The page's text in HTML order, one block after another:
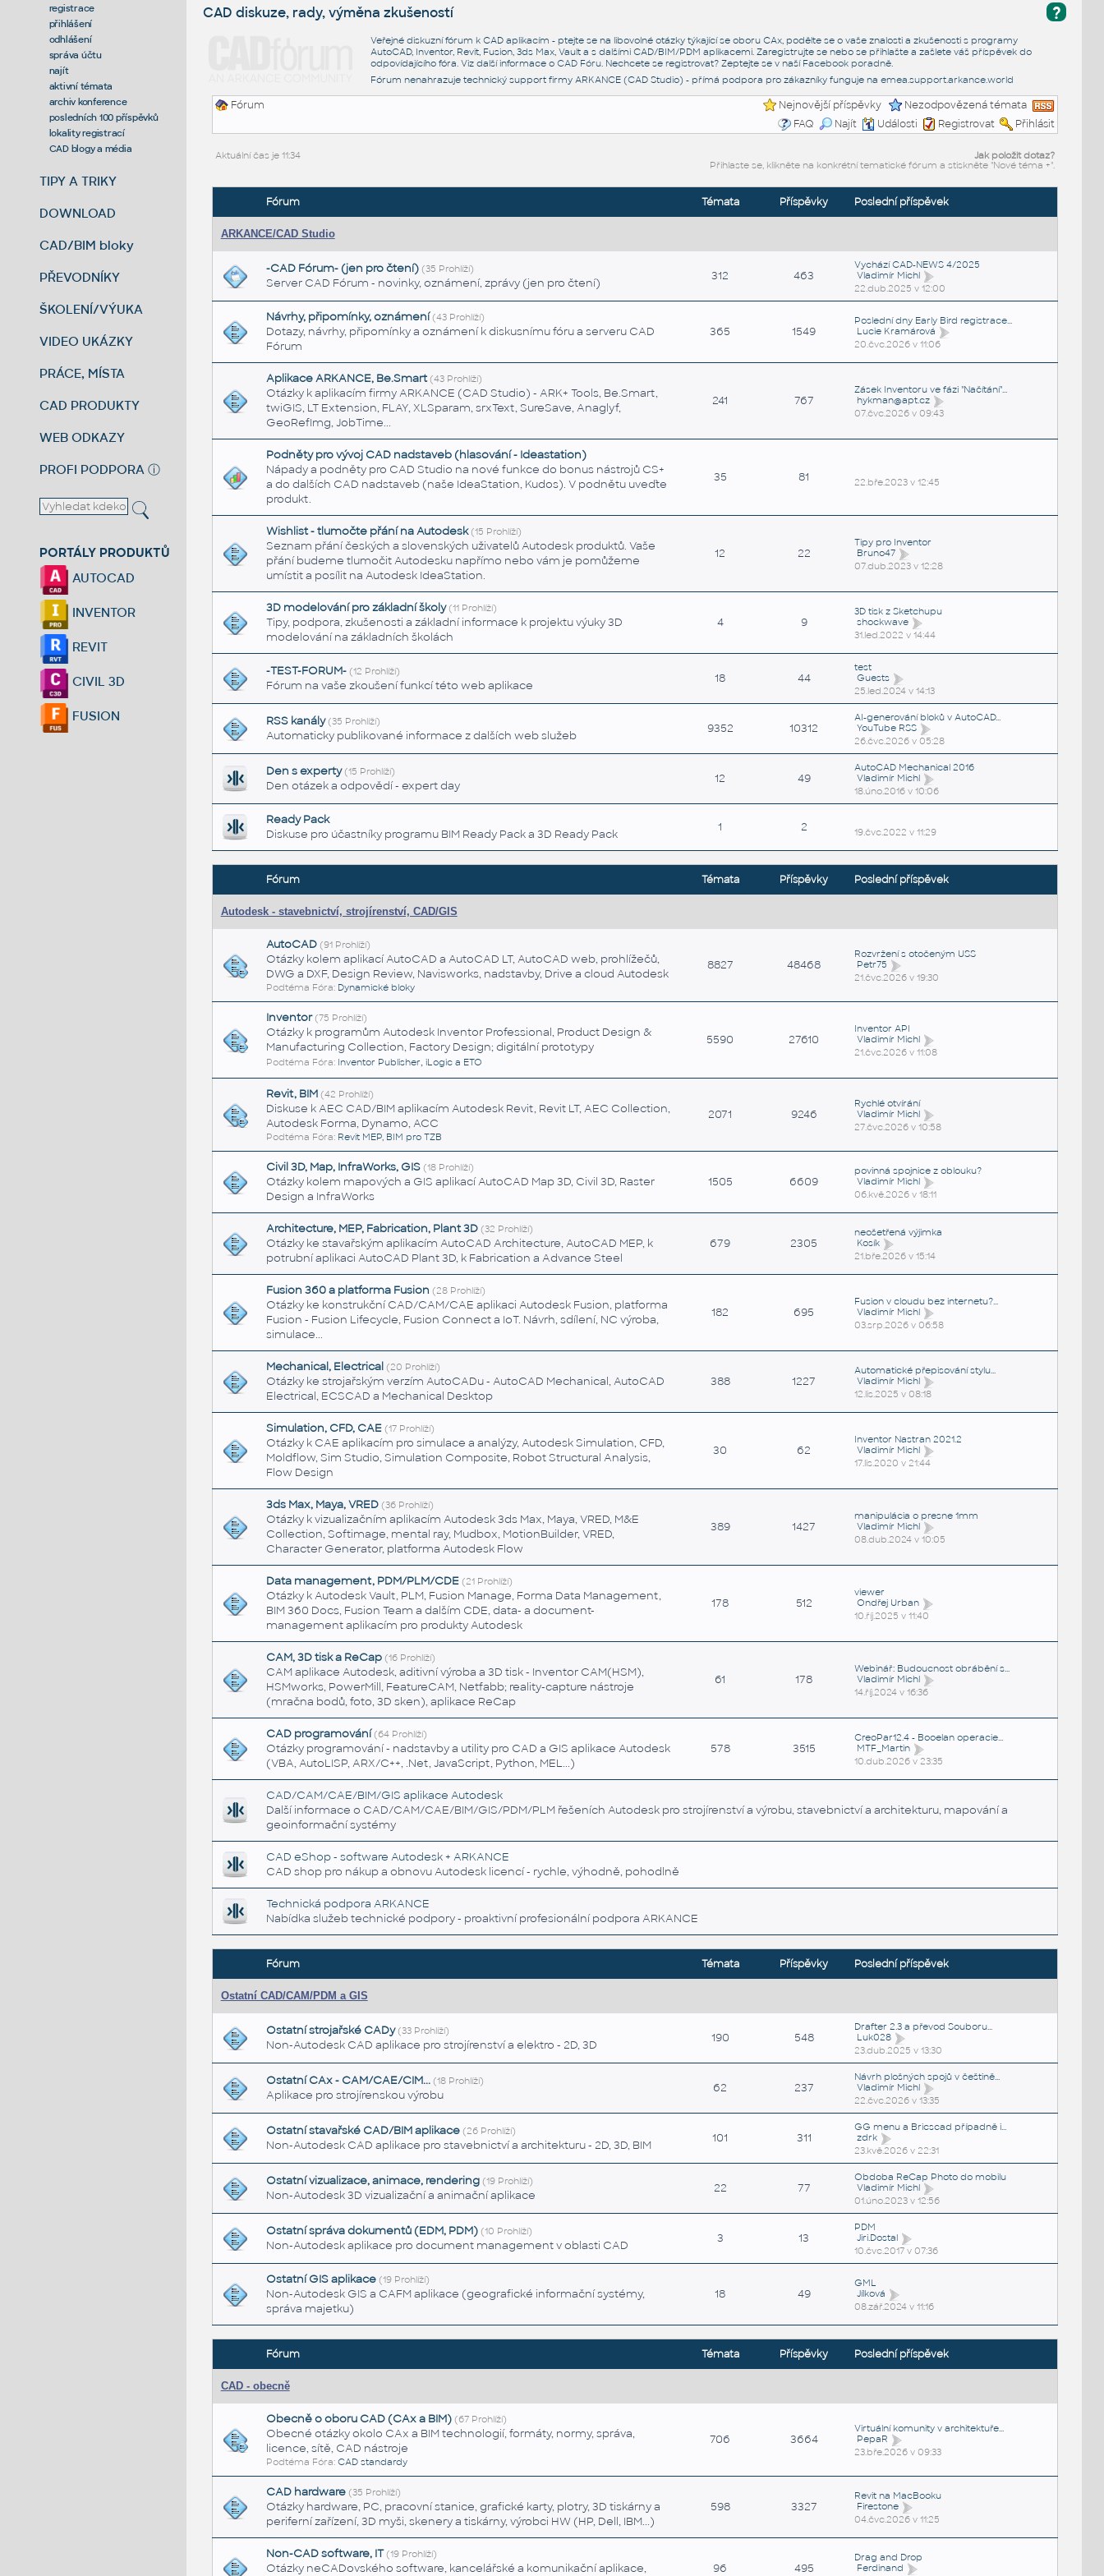
registrace
přihlášení
odhlášení
správa účtu
najít
aktivní témata
archiv konference
posledních 100 příspěvků
lokality registrací
CAD blogy a média
TIPY A TRIKY
DOWNLOAD
CAD/BIM bloky
PŘEVODNÍKY
ŠKOLENÍ/VÝUKA
VIDEO UKÁZKY
PRÁCE, MÍSTA
CAD PRODUKTY
WEB ODKAZY
PROFI PODPORA ⓘ
PORTÁLY PRODUKTŮ
AUTOCAD
INVENTOR
REVIT
CIVIL 3D
FUSION
?
CAD diskuze, rady, výměna zkušeností
Veřejné diskuzní fórum k CAD aplikacím - ptejte se na libovolné otázky týkající se oboru CAx, podělte se o vaše znalosti a zkušenosti s programy
AutoCAD, Inventor, Revit, Fusion, 3ds Max, Vault a s dalšími CAD/BIM/PDM aplikacemi. Zaregistrujte se nebo se přihlašte a zašlete váš příspěvek do
odpovídajícího fóra. Viz další informace o CAD Fóru. Nechcete se registrovat? Zeptejte se v naší Facebook poradně.
Fórum nenahrazuje technický support firmy ARKANCE (CAD Studio) - přímá podpora pro zákazníky funguje na emea.support.arkance.world
Fórum Nejnovější příspěvky
Nezodpovězená témata
FAQ
Najít Události Registrovat Přihlásit
Aktuální čas je 11:34
Jak položit dotaz?
Přihlaste se, klikněte na konkrétní tematické fórum a stiskněte "Nové téma +".
Fórum Témata Příspěvky Poslední příspěvek
ARKANCE/CAD Studio
-CAD Fórum- (jen pro čtení) (35 Prohlíží)
Server CAD Fórum - novinky, oznámení, zprávy (jen pro čtení)
312 463
Vychází CAD-NEWS 4/2025
Vladimír Michl
22.dub.2025 v 12:00
Návrhy, připomínky, oznámení (43 Prohlíží)
Dotazy, návrhy, připomínky a oznámení k diskusnímu fóru a serveru CAD
Fórum
365 1549
Poslední dny Early Bird registrace...
Lucie Kramárová
20.čvc.2026 v 11:06
Aplikace ARKANCE, Be.Smart (43 Prohlíží)
Otázky k aplikacím firmy ARKANCE (CAD Studio) - ARK+ Tools, Be.Smart,
twiGIS, LT Extension, FLAY, XLSparam, srxText, SureSave, Anaglyf,
GeoRefImg, JobTime...
241 767
Zásek Inventoru ve fázi "Načítání"...
hykman@apt.cz
07.čvc.2026 v 09:43
Podněty pro vývoj CAD nadstaveb (hlasování - Ideastation)
Nápady a podněty pro CAD Studio na nové funkce do bonus nástrojů CS+
a do dalších CAD nadstaveb (naše IdeaStation, Kudos). V podnětu uveďte
produkt.
35 81 22.bře.2023 v 12:45
Wishlist - tlumočte přání na Autodesk (15 Prohlíží)
Seznam přání českých a slovenských uživatelů Autodesk produktů. Vaše
přání budeme tlumočit Autodesku napřímo nebo vám je pomůžeme
umístit a posílit na Autodesk IdeaStation.
12 22
Tipy pro Inventor
Bruno47
07.dub.2023 v 12:28
3D modelování pro základní školy (11 Prohlíží)
Tipy, podpora, zkušenosti a základní informace k projektu výuky 3D
modelování na základních školách
4 9
3D tisk z Sketchupu
shockwave
31.led.2022 v 14:44
-TEST-FORUM- (12 Prohlíží)
Fórum na vaše zkoušení funkcí této web aplikace
18 44
test
Guests
25.led.2024 v 14:13
RSS kanály (35 Prohlíží)
Automaticky publikované informace z dalších web služeb
9352 10312
AI-generování bloků v AutoCAD...
YouTube RSS
26.čvc.2026 v 05:28
Den s experty (15 Prohlíží)
Den otázek a odpovědí - expert day
12 49
AutoCAD Mechanical 2016
Vladimír Michl
18.úno.2016 v 10:06
Ready Pack
Diskuse pro účastníky programu BIM Ready Pack a 3D Ready Pack
1 2 19.čvc.2022 v 11:29
Fórum Témata Příspěvky Poslední příspěvek
Autodesk - stavebnictví, strojírenství, CAD/GIS
AutoCAD (91 Prohlíží)
Otázky kolem aplikací AutoCAD a AutoCAD LT, AutoCAD web, prohlížečů,
DWG a DXF, Design Review, Navisworks, nadstavby, Drive a cloud Autodesk
Podtéma Fóra: Dynamické bloky
8827 48468
Rozvržení s otočeným USS
Petr75
21.čvc.2026 v 19:30
Inventor (75 Prohlíží)
Otázky k programům Autodesk Inventor Professional, Product Design &
Manufacturing Collection, Factory Design; digitální prototypy
Podtéma Fóra: Inventor Publisher, iLogic a ETO
5590 27610
Inventor API
Vladimír Michl
21.čvc.2026 v 11:08
Revit, BIM (42 Prohlíží)
Diskuse k AEC CAD/BIM aplikacím Autodesk Revit, Revit LT, AEC Collection,
Autodesk Forma, Dynamo, ACC
Podtéma Fóra: Revit MEP, BIM pro TZB
2071 9246
Rychlé otvírání
Vladimír Michl
27.čvc.2026 v 10:58
Civil 3D, Map, InfraWorks, GIS (18 Prohlíží)
Otázky kolem mapových a GIS aplikací AutoCAD Map 3D, Civil 3D, Raster
Design a InfraWorks
1505 6609
povinná spojnice z oblouku?
Vladimír Michl
06.kvě.2026 v 18:11
Architecture, MEP, Fabrication, Plant 3D (32 Prohlíží)
Otázky ke stavařským aplikacím AutoCAD Architecture, AutoCAD MEP, k
potrubní aplikaci AutoCAD Plant 3D, k Fabrication a Advance Steel
679 2305
neošetřená výjimka
Kosík
21.bře.2026 v 15:14
Fusion 360 a platforma Fusion (28 Prohlíží)
Otázky ke konstrukční CAD/CAM/CAE aplikaci Autodesk Fusion, platforma
Fusion - Fusion Lifecycle, Fusion Connect a IoT. Návrh, sdílení, NC výroba,
simulace...
182 695
Fusion v cloudu bez internetu?...
Vladimír Michl
03.srp.2026 v 06:58
Mechanical, Electrical (20 Prohlíží)
Otázky ke strojařským verzím AutoCADu - AutoCAD Mechanical, AutoCAD
Electrical, ECSCAD a Mechanical Desktop
388 1227
Automatické přepisování stylu...
Vladimír Michl
12.lis.2025 v 08:18
Simulation, CFD, CAE (17 Prohlíží)
Otázky k CAE aplikacím pro simulace a analýzy, Autodesk Simulation, CFD,
Moldflow, Sim Studio, Simulation Composite, Robot Structural Analysis,
Flow Design
30 62
Inventor Nastran 2021.2
Vladimír Michl
17.lis.2020 v 21:44
3ds Max, Maya, VRED (36 Prohlíží)
Otázky k vizualizačním aplikacím Autodesk 3ds Max, Maya, VRED, M&E
Collection, Softimage, mental ray, Mudbox, MotionBuilder, VRED,
Character Generator, platforma Autodesk Flow
389 1427
manipulácia o presne 1mm
Vladimír Michl
08.dub.2024 v 10:05
Data management, PDM/PLM/CDE (21 Prohlíží)
Otázky k Autodesk Vault, PLM, Fusion Manage, Forma Data Management,
BIM 360 Docs, Fusion Team a dalším CDE, data- a document-
management aplikacím pro produkty Autodesk
178 512
viewer
Ondřej Urban
10.říj.2025 v 11:40
CAM, 3D tisk a ReCap (16 Prohlíží)
CAM aplikace Autodesk, aditivní výroba a 3D tisk - Inventor CAM(HSM),
HSMworks, PowerMill, FeatureCAM, Netfabb; reality-capture nástroje
(mračna bodů, foto, 3D sken), aplikace ReCap
61 178
Webinář: Budoucnost obrábění s...
Vladimír Michl
14.říj.2024 v 16:36
CAD programování (64 Prohlíží)
Otázky programování - nadstavby a utility pro CAD a GIS aplikace Autodesk
(VBA, AutoLISP, ARX/C++, .Net, JavaScript, Python, MEL...)
578 3515
CreoPar12.4 - Booelan operacie...
MTF_Martin
10.dub.2026 v 23:35
CAD/CAM/CAE/BIM/GIS aplikace Autodesk
Další informace o CAD/CAM/CAE/BIM/GIS/PDM/PLM řešeních Autodesk pro strojírenství a výrobu, stavebnictví a architekturu, mapování a
geoinformační systémy
CAD eShop - software Autodesk + ARKANCE
CAD shop pro nákup a obnovu Autodesk licencí - rychle, výhodně, pohodlně
Technická podpora ARKANCE
Nabídka služeb technické podpory - proaktivní profesionální podpora ARKANCE
Fórum Témata Příspěvky Poslední příspěvek
Ostatní CAD/CAM/PDM a GIS
Ostatní strojařské CADy (33 Prohlíží)
Non-Autodesk CAD aplikace pro strojírenství a elektro - 2D, 3D
190 548
Drafter 2.3 a převod Souboru...
Luk028
23.dub.2025 v 13:30
Ostatní CAx - CAM/CAE/CIM... (18 Prohlíží)
Aplikace pro strojírenskou výrobu
62 237
Návrh plošných spojů v češtině...
Vladimír Michl
22.čvc.2026 v 13:35
Ostatní stavařské CAD/BIM aplikace (26 Prohlíží)
Non-Autodesk CAD aplikace pro stavebnictví a architekturu - 2D, 3D, BIM
101 311
GG menu a Bricscad případně i...
zdrk
23.kvě.2026 v 22:31
Ostatní vizualizace, animace, rendering (19 Prohlíží)
Non-Autodesk 3D vizualizační a animační aplikace
22 77
Obdoba ReCap Photo do mobilu
Vladimír Michl
01.úno.2023 v 12:56
Ostatní správa dokumentů (EDM, PDM) (10 Prohlíží)
Non-Autodesk aplikace pro document management v oblasti CAD
3 13
PDM
Jiri.Dostal
10.čvc.2017 v 07:36
Ostatní GIS aplikace (19 Prohlíží)
Non-Autodesk GIS a CAFM aplikace (geografické informační systémy,
správa majetku)
18 49
GML
Jílková
08.zář.2024 v 11:16
Fórum Témata Příspěvky Poslední příspěvek
CAD - obecně
Obecně o oboru CAD (CAx a BIM) (67 Prohlíží)
Obecné otázky okolo CAx a BIM technologií, formáty, normy, správa,
licence, sítě, CAD nástroje
Podtéma Fóra: CAD standardy
706 3664
Virtuální komunity v architektuře...
PepaR
23.bře.2026 v 09:33
CAD hardware (35 Prohlíží)
Otázky hardware, PC, pracovní stanice, grafické karty, plotry, 3D tiskárny a
periferní zařízení, 3D myši, skenery a tiskárny, výrobci HW (HP, Dell, IBM...)
598 3327
Revit na MacBooku
Firestone
04.čvc.2026 v 11:25
Non-CAD software, IT (19 Prohlíží)
Otázky neCADovského software, kancelářské a komunikační aplikace, 96 495
Drag and Drop
Ferdinand